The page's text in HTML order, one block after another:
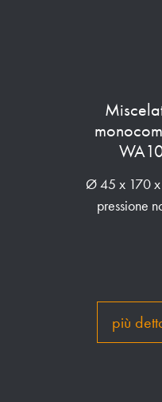
Ø 45 x 170 x
pressione
più